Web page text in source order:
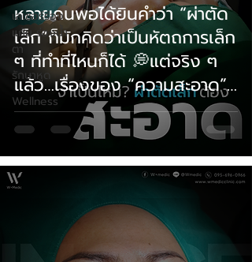
เลเซอร์ร่อง
แก้ม ร่องนํ้า
ตา
รักษาหูด
Wellness
หลายคนพอได้ยินคำว่า “ผ่าตัด
เล็ก”ก็มักคิดว่าเป็นหัตถการเล็ก
ๆ ที่ทำที่ไหนก็ได้ 💭แต่จริง ๆ
แล้ว…เรื่องของ “ความสะอาด”
สำคัญมากนะ 👀